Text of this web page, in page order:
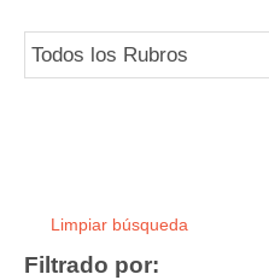
Todos los Rubros
Limpiar búsqueda
Filtrado por: